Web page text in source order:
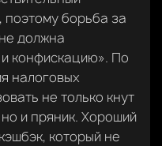
поэтому борьба за
должна
конфискацию». По
налоговых
не только кнут
и пряник. Хороший
который не